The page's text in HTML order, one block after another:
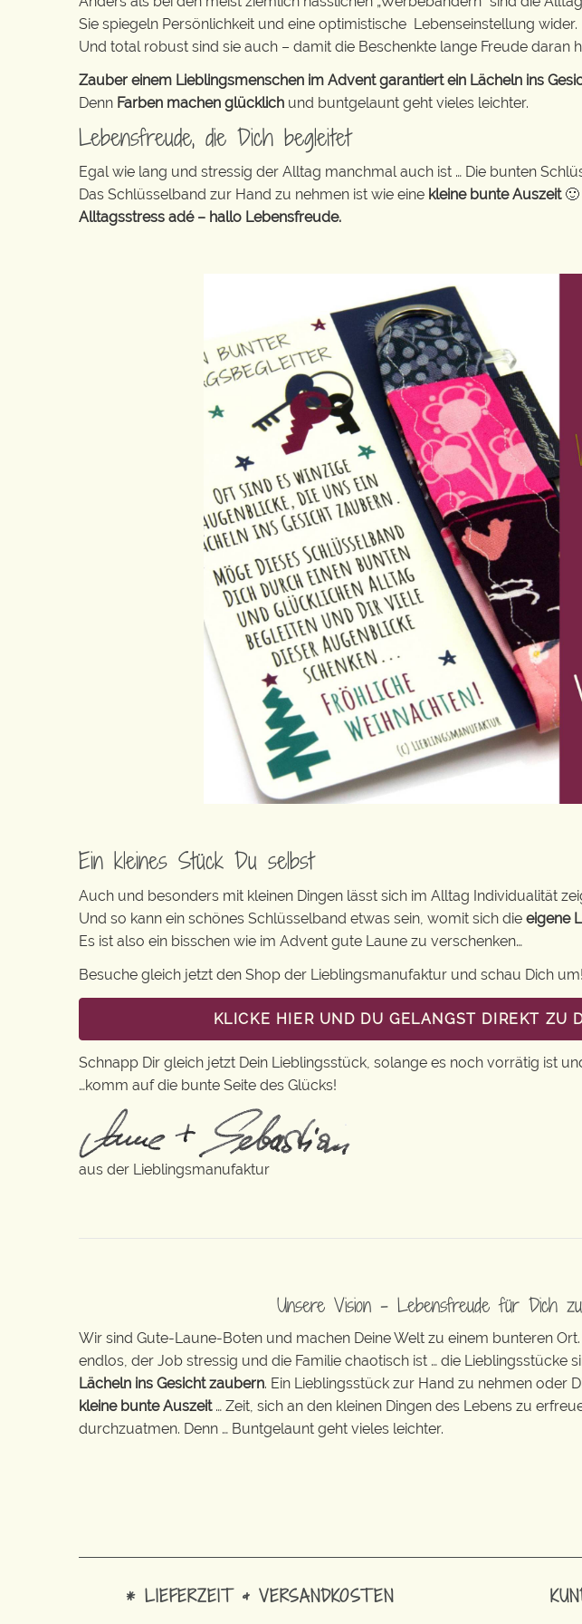
Sie spiegeln Persönlichkeit und eine optimistische Lebenseinstellung wider.
Und total robust sind sie auch – damit die Beschenkte lange Freude daran
Zauber einem Lieblingsmenschen im Advent garantiert ein Lächeln ins
Denn Farben machen glücklich und buntgelaunt geht vieles leichter.
Lebensfreude, die Dich begleitet
Egal wie lang und stressig der Alltag manchmal auch ist … Die bunten
Das Schlüsselband zur Hand zu nehmen ist wie eine kleine bunte Auszeit🙂
Alltagsstress adé – hallo Lebensfreude.
Ein kleines Stück Du selbst
Auch und besonders mit kleinen Dingen lässt sich im Alltag Individualität
Und so kann ein schönes Schlüsselband etwas sein, womit sich die eigene
Es ist also ein bisschen wie im Advent gute Laune zu verschenken…
Besuche gleich jetzt den Shop der Lieblingsmanufaktur und schau Dich um!
KLICKE HIER UND DU GELANGST DIREKT
Schnapp Dir gleich jetzt Dein Lieblingsstück, solange es noch vorrätig ist
…komm auf die bunte Seite des Glücks!
aus der Lieblingsmanufaktur
Unsere Vision – Lebensfreude für Dich
Wir sind Gute-Laune-Boten und machen Deine Welt zu einem bunteren
endlos, der Job stressig und die Familie chaotisch ist … die Lieblingsstücke
Lächeln ins Gesicht zaubern. Ein Lieblingsstück zur Hand zu nehmen oder
kleine bunte Auszeit… Zeit, sich an den kleinen Dingen des Lebens zu
durchzuatmen. Denn … Buntgelaunt geht vieles leichter.
* LIEFERZEIT & VERSANDKOSTEN